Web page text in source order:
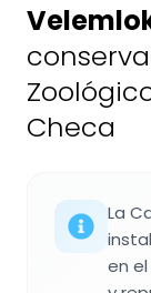
Checa
La
en